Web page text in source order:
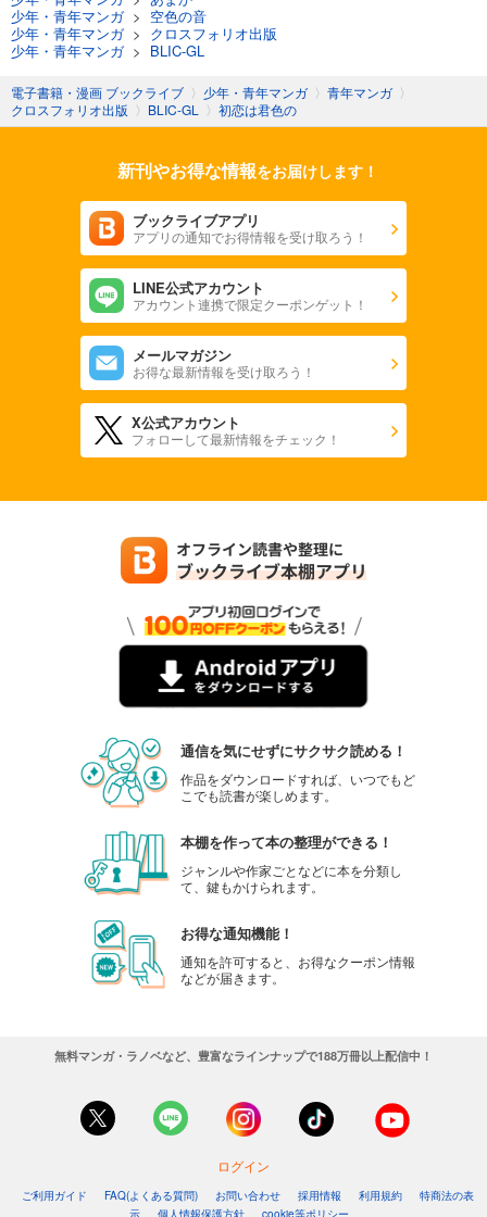
少年・青年マンガ> 空色の音
少年・青年マンガ> クロスフォリオ出版
少年・青年マンガ> BLIC-GL
電子書籍・漫画 ブックライブ 〉 少年・青年マンガ 〉 青年マンガ 〉
クロスフォリオ出版 〉 BLIC-GL 〉 初恋は君色の
新刊やお得な情報をお届けします！
ブックライブアプリ
アプリの通知でお得情報を受け取ろう！
LINE公式アカウント
アカウント連携で限定クーポンゲット！
メールマガジン
お得な最新情報を受け取ろう！
X公式アカウント
フォローして最新情報をチェック！
通信を気にせずにサクサク読める！
作品をダウンロードすれば、いつでもど
こでも読書が楽しめます。
本棚を作って本の整理ができる！
ジャンルや作家ごとなどに本を分類し
て、鍵もかけられます。
お得な通知機能！
通知を許可すると、お得なクーポン情報
などが届きます。
無料マンガ・ラノベなど、豊富なラインナップで188万冊以上配信中！
ログイン
ご利用ガイド FAQ(よくある質問) お問い合わせ 採用情報 利用規約
特商法の表
示
個人情報保護方針 cookie等ポリシー